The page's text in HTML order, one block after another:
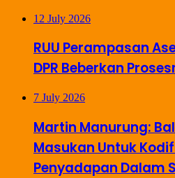
12 July 2026
RUU Perampasan
DPR Beberkan
7 July 2026
Martin Manurung:
Masukan Untuk
Penyadapan Dalam